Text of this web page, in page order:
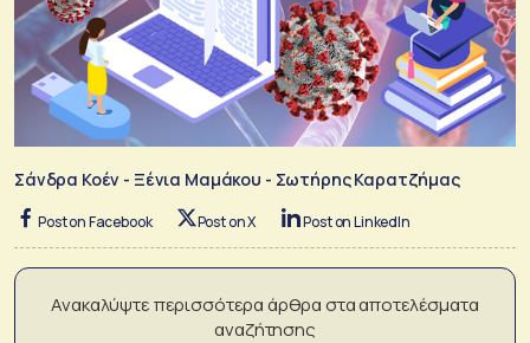
Σάνδρα Κοέν - Ξένια Μαμάκου - Σωτήρης Καρατζήμας
Post on Facebook Post on X Post on LinkedIn
Ανακαλύψτε περισσότερα άρθρα στα αποτελέσματα
αναζήτησης